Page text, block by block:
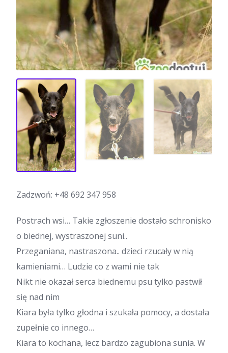
Zadzwoń: +48 692 347 958
Postrach wsi… Takie zgłoszenie dostało schronisko
o biednej, wystraszonej suni..
Przeganiana, nastraszona.. dzieci rzucały w nią
kamieniami… Ludzie co z wami nie tak
Nikt nie okazał serca biednemu psu tylko pastwił
się nad nim
Kiara była tylko głodna i szukała pomocy, a dostała
zupełnie co innego…
Kiara to kochana, lecz bardzo zagubiona sunia. W